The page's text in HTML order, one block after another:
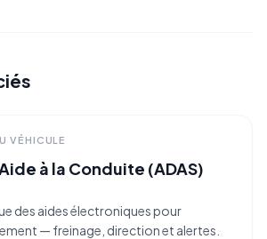
VÉHICULE
à la Conduite (ADAS)
des aides électroniques pour
— freinage, direction et alertes.